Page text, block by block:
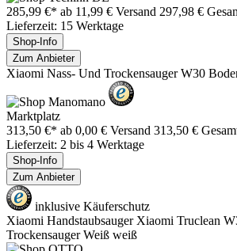
285,99 €* ab 11,99 € Versand 297,98 €
Lieferzeit: 15 Werktage
Shop-Info
Zum Anbieter
Xiaomi Nass- Und Trockensauger W30
Marktplatz
313,50 €* ab 0,00 € Versand 313,50 €
Lieferzeit: 2 bis 4 Werktage
Shop-Info
Zum Anbieter
inklusive Käuferschutz
Xiaomi Handstaubsauger Xiaomi Truclean
Trockensauger Weiß weiß